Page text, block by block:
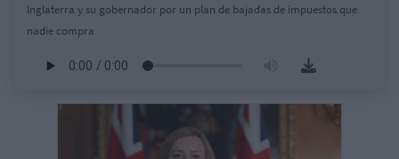
Inglaterra y su gobernador por un plan de bajadas de impuestos que
nadie compra